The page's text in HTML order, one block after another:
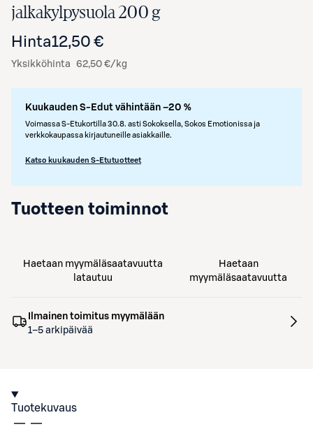
jalkakylpysuola 200 g
Hinta12,50 €
Yksikköhinta 62,50 €/kg
Kuukauden S-Edut vähintään –20 %
Voimassa S-Etukortilla 30.8. asti Sokoksella, Sokos Emotionissa ja
verkkokaupassa kirjautuneille asiakkaille.
Katso kuukauden S-Etutuotteet
Tuotteen toiminnot
Haetaan myymäläsaatavuutta
latautuu
Haetaan
myymäläsaatavuutta
Ilmainen toimitus myymälään
1–5 arkipäivää
Tuotekuvaus